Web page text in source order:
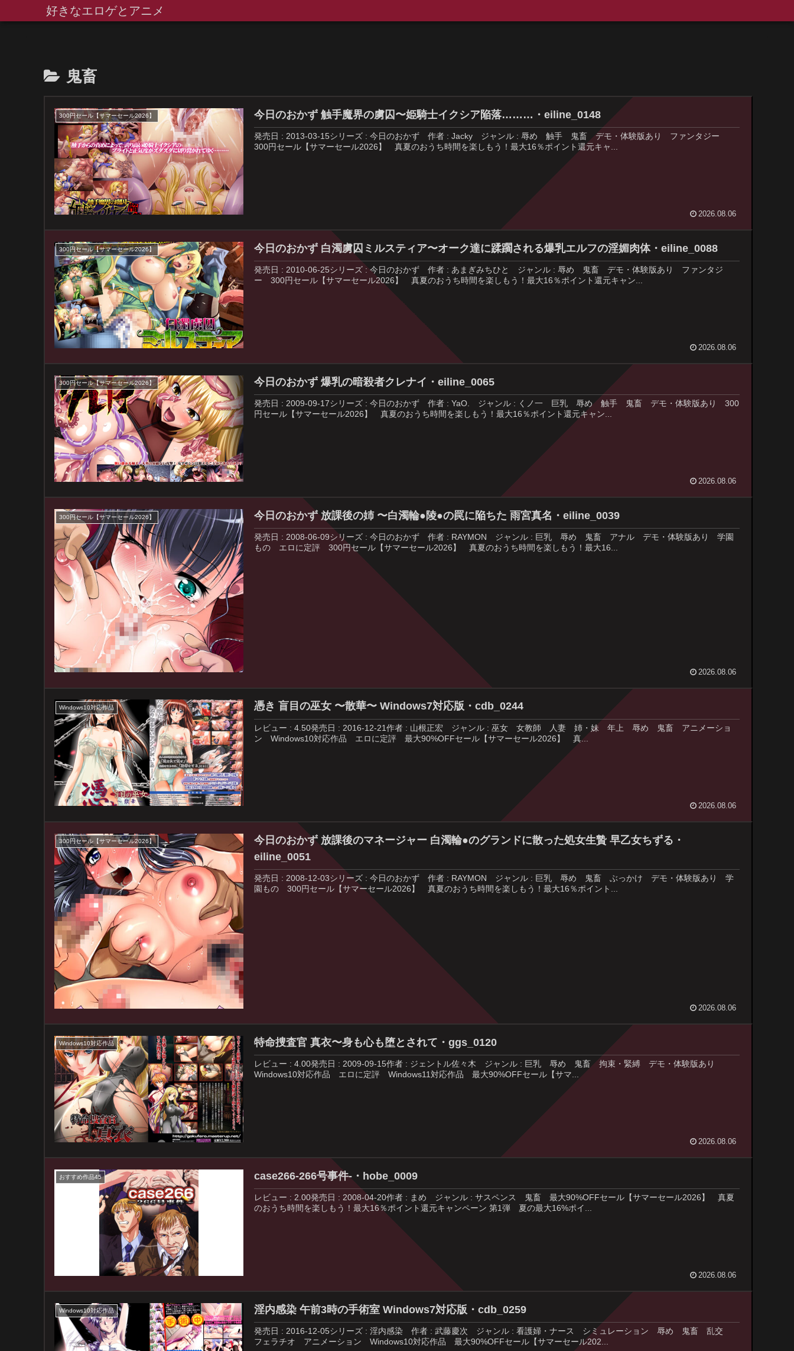
好きなエロゲとアニメ
鬼畜
300円セール【サマーセール2026】 今日のおかず 触手魔界の虜囚〜姫騎士イクシア陥落………・eiline_0148
発売日 : 2013-03-15シリーズ : 今日のおかず 作者 : Jacky ジャンル : 辱め 触手 鬼畜 デモ・体験版あり ファンタジー
300円セール【サマーセール2026】 真夏のおうち時間を楽しもう！最大16％ポイント還元キャ...
2026.08.06
300円セール【サマーセール2026】 今日のおかず 白濁虜囚ミルスティア〜オーク達に蹂躙される爆乳エルフの淫媚肉体・eiline_0088
発売日 : 2010-06-25シリーズ : 今日のおかず 作者 : あまぎみちひと ジャンル : 辱め 鬼畜 デモ・体験版あり ファンタジ
ー 300円セール【サマーセール2026】 真夏のおうち時間を楽しもう！最大16％ポイント還元キャン...
2026.08.06
300円セール【サマーセール2026】 今日のおかず 爆乳の暗殺者クレナイ・eiline_0065
発売日 : 2009-09-17シリーズ : 今日のおかず 作者 : YaO. ジャンル : くノ一 巨乳 辱め 触手 鬼畜 デモ・体験版あり 300
円セール【サマーセール2026】 真夏のおうち時間を楽しもう！最大16％ポイント還元キャン...
2026.08.06
300円セール【サマーセール2026】 今日のおかず 放課後の姉 〜白濁輪●陵●の罠に陥ちた 雨宮真名・eiline_0039
発売日 : 2008-06-09シリーズ : 今日のおかず 作者 : RAYMON ジャンル : 巨乳 辱め 鬼畜 アナル デモ・体験版あり 学園
もの エロに定評 300円セール【サマーセール2026】 真夏のおうち時間を楽しもう！最大16...
2026.08.06
Windows10対応作品 憑き 盲目の巫女 〜散華〜 Windows7対応版・cdb_0244
レビュー : 4.50発売日 : 2016-12-21作者 : 山根正宏 ジャンル : 巫女 女教師 人妻 姉・妹 年上 辱め 鬼畜 アニメーショ
ン Windows10対応作品 エロに定評 最大90%OFFセール【サマーセール2026】 真...
2026.08.06
300円セール【サマーセール2026】
今日のおかず 放課後のマネージャー 白濁輪●のグランドに散った処女生贄 早乙女ちずる・
eiline_0051
発売日 : 2008-12-03シリーズ : 今日のおかず 作者 : RAYMON ジャンル : 巨乳 辱め 鬼畜 ぶっかけ デモ・体験版あり 学
園もの 300円セール【サマーセール2026】 真夏のおうち時間を楽しもう！最大16％ポイント...
2026.08.06
Windows10対応作品 特命捜査官 真衣〜身も心も堕とされて・ggs_0120
レビュー : 4.00発売日 : 2009-09-15作者 : ジェントル佐々木 ジャンル : 巨乳 辱め 鬼畜 拘束・緊縛 デモ・体験版あり
Windows10対応作品 エロに定評 Windows11対応作品 最大90%OFFセール【サマ...
2026.08.06
おすすめ作品45 case266-266号事件-・hobe_0009
レビュー : 2.00発売日 : 2008-04-20作者 : まめ ジャンル : サスペンス 鬼畜 最大90%OFFセール【サマーセール2026】 真夏
のおうち時間を楽しもう！最大16％ポイント還元キャンペーン 第1弾 夏の最大16%ポイ...
2026.08.06
Windows10対応作品 淫内感染 午前3時の手術室 Windows7対応版・cdb_0259
発売日 : 2016-12-05シリーズ : 淫内感染 作者 : 武藤慶次 ジャンル : 看護婦・ナース シミュレーション 辱め 鬼畜 乱交
フェラチオ アニメーション Windows10対応作品 最大90%OFFセール【サマーセール202...